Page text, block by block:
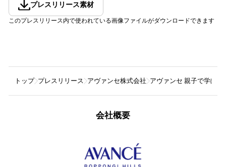
プレスリリース素材
このプレスリリース内で使われている画像ファイルがダウンロードできます
トップ プレスリリース アヴァンセ株式会社 アヴァンセ 親子で学ぼ
会社概要